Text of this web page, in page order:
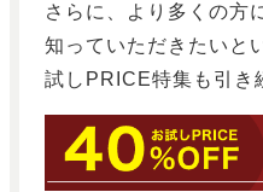
さらに、より多くの方
知っていただきたいと
試しPRICE特集も引き